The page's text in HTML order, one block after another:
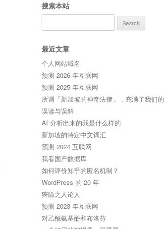
搜索本站
for:
最近文章
个人网站域名
预测 2026 年互联网
预测 2025 年互联网
所谓「新加坡的神奇法律」，充满了我们的
误读与误解
AI 分析出来的我是什么样的
新加坡的特定中文词汇
预测 2024 互联网
我看国产数据库
如何评价知乎的匿名机制？
WordPress 的 20 年
狹隘之人论人
预测 2023 年互联网
对乙酰氨基酚和布洛芬